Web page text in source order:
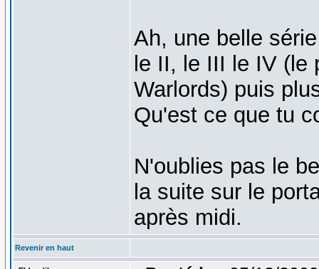
Ah, une belle
le II, le III le IV (le
Warlords) puis
Qu'est ce que tu
N'oublies pas le
la suite sur le
après midi.
Revenir en haut